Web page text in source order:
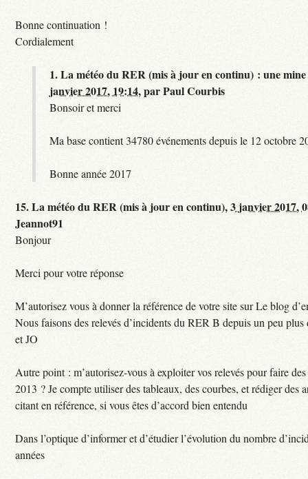
Bonne continuation !
Cordialement
1.La météo du RER (mis à jour en continu) : une
janvier 2017, 19:14,parPaul Courbis
Bonsoir et merci
Ma base contient 34780 événements depuis le 12 octobre
Bonne année 2017
15.La météo du RER (mis à jour en continu),3 janvier 2017,
Jeannot91
Bonjour
Merci pour votre réponse
M’autorisez vous à donner la référence de votre site sur Le blog
Nous faisons des relevés d’incidents du RER B depuis un peu
et JO
Autre point : m’autorisez-vous à exploiter vos relevés pour faire
2013 ? Je compte utiliser des tableaux, des courbes, et rédiger des
citant en référence, si vous êtes d’accord bien entendu
Dans l’optique d’informer et d’étudier l’évolution du nombre
années